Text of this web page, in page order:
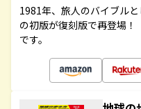
1981年、旅人のバイブル
の初版が復刻版で再登場
です。